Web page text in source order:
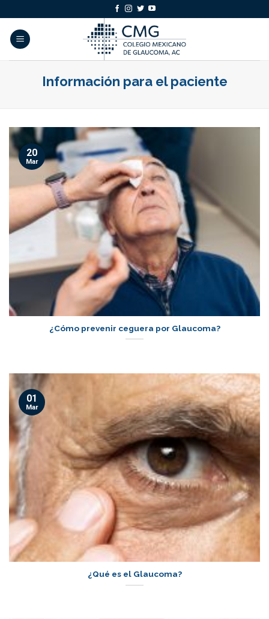
to
content
Información para el paciente
¿Cómo prevenir ceguera por Glaucoma?
20
Mar
¿Qué es el Glaucoma?
01
Mar